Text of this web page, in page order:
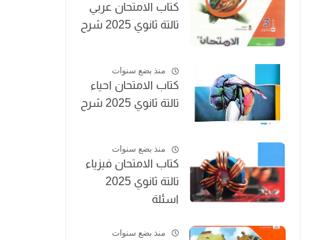
كتاب الامتحان عربي
تالتة ثانوي 2025 شرح
منذ بضع سنوات
كتاب الامتحان احياء
تالتة ثانوي 2025 شرح
منذ بضع سنوات
كتاب الامتحان فيزياء
تالتة ثانوي 2025
اسئلة
منذ بضع سنوات